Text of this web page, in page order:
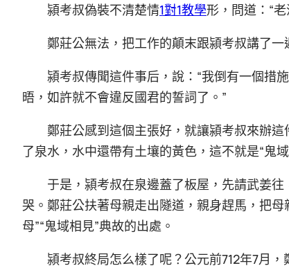
潁考叔偽裝不清楚情1對1教學形，問道：“
鄭莊公無法，把工作的顛末跟潁考叔講了一
潁考叔傳聞這件事后，說：“我倒有一個措
晤，如許就不會違反國君的誓詞了。”
鄭莊公感到這個主張好，就讓潁考叔來辦
了泉水，水中還帶有土壤的黃色，這不就是“鬼域
于是，潁考叔在泉邊蓋了板屋，先請武姜
哭。鄭莊公扶著母親走出隧道，親身趕馬，把
母”“鬼域相見”典故的出處。
潁考叔終局怎么樣了呢？公元前712年7月